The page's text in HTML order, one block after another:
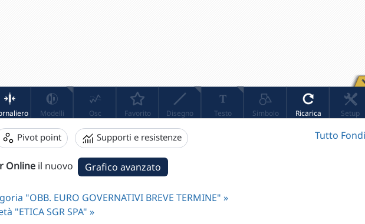
Pivot point Supporti e resistenze Tutto
Online il nuovo Grafico avanzato
"OBB. EURO GOVERNATIVI BREVE TERMINE" »
"ETICA SGR SPA" »